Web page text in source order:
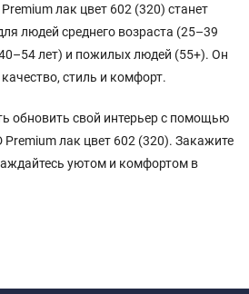
лак цвет 602 (320) станет
людей среднего возраста (25–39
лет) и пожилых людей (55+). Он
стиль и комфорт.
обновить свой интерьер с помощью
Premium лак цвет 602 (320). Закажите
уютом и комфортом в